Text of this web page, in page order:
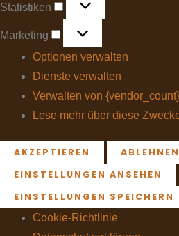
Statistiken
Marketing
Optionen verwalten
Dienste verwalten
Verwalten von
Lese mehr über diese
AKZEPTIEREN
ABLEHNEN
EINSTELLUNGEN ANSEHEN
EINSTELLUNGEN SPEICHERN
Cookie-Richtlinie